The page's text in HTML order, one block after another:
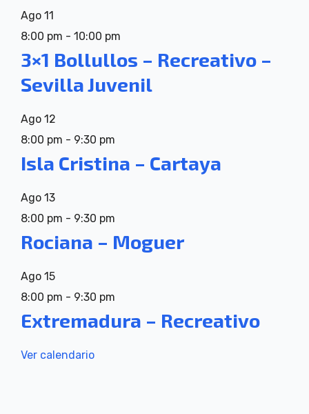
Ago 11
8:00 pm - 10:00 pm
3×1 Bollullos – Recreativo –
Sevilla Juvenil
Ago 12
8:00 pm - 9:30 pm
Isla Cristina – Cartaya
Ago 13
8:00 pm - 9:30 pm
Rociana – Moguer
Ago 15
8:00 pm - 9:30 pm
Extremadura – Recreativo
Ver calendario